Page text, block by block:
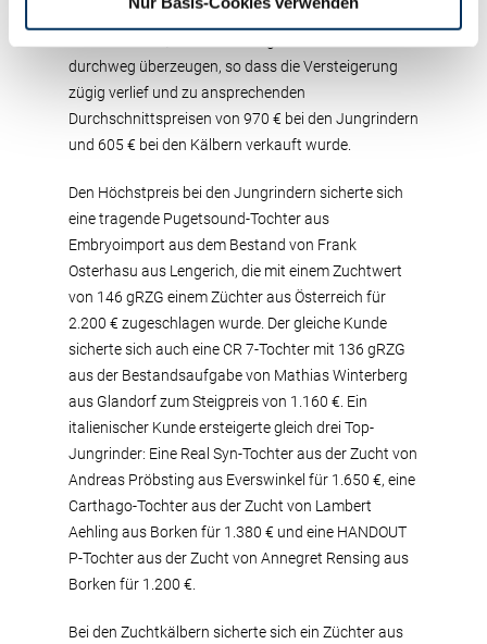
Jungrindern und 46 Zuchtkälber sehr gut bestückt.
durchweg überzeugen, so dass die Versteigerung
zügig verlief und zu ansprechenden
Durchschnittspreisen von 970 € bei den Jungrindern
und 605 € bei den Kälbern verkauft wurde.
Den Höchstpreis bei den Jungrindern sicherte sich
eine tragende Pugetsound-Tochter aus
Embryoimport aus dem Bestand von Frank
Osterhasu aus Lengerich, die mit einem Zuchtwert
von 146 gRZG einem Züchter aus Österreich für
2.200 € zugeschlagen wurde. Der gleiche Kunde
sicherte sich auch eine CR 7-Tochter mit 136 gRZG
aus der Bestandsaufgabe von Mathias Winterberg
aus Glandorf zum Steigpreis von 1.160 €. Ein
italienischer Kunde ersteigerte gleich drei Top-
Jungrinder: Eine Real Syn-Tochter aus der Zucht von
Andreas Pröbsting aus Everswinkel für 1.650 €, eine
Carthago-Tochter aus der Zucht von Lambert
Aehling aus Borken für 1.380 € und eine HANDOUT
P-Tochter aus der Zucht von Annegret Rensing aus
Borken für 1.200 €.
Bei den Zuchtkälbern sicherte sich ein Züchter aus